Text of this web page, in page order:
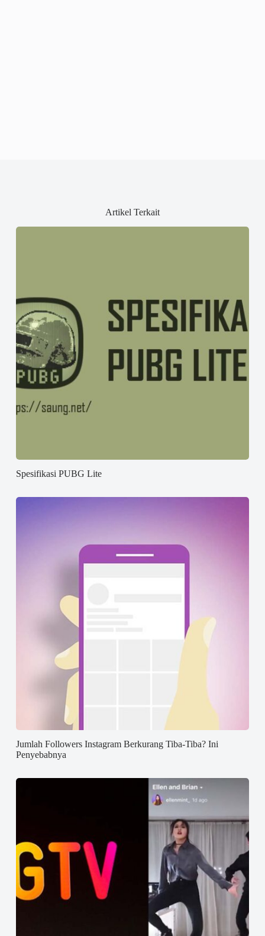
Artikel Terkait
Spesifikasi PUBG Lite
Jumlah Followers Instagram Berkurang Tiba-Tiba? Ini
Penyebabnya